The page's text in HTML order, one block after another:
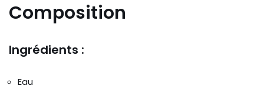
Composition
Ingrédients :
Eau